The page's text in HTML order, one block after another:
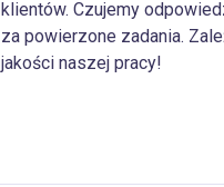
klientów. Czujemy
za powierzone zadania.
jakości naszej pracy!